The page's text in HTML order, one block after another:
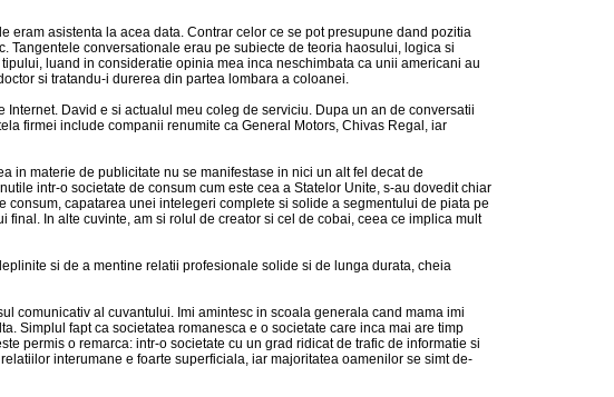
eram asistenta la acea data. Contrar celor ce se pot presupune dand pozitia
Tangentele conversationale erau pe subiecte de teoria haosului, logica si
luand in consideratie opinia mea inca neschimbata ca unii americani au
si tratandu-i durerea din partea lombara a coloanei.
David e si actualul meu coleg de serviciu. Dupa un an de conversatii
firmei include companii renumite ca General Motors, Chivas Regal, iar
in materie de publicitate nu se manifestase in nici un alt fel decat de
intr-o societate de consum cum este cea a Statelor Unite, s-au dovedit chiar
capatarea unei intelegeri complete si solide a segmentului de piata pe
In alte cuvinte, am si rolul de creator si cel de cobai, ceea ce implica mult
si de a mentine relatii profesionale solide si de lunga durata, cheia
comunicativ al cuvantului. Imi amintesc in scoala generala cand mama imi
Simplul fapt ca societatea romanesca e o societate care inca mai are timp
permis o remarca: intr-o societate cu un grad ridicat de trafic de informatie si
interumane e foarte superficiala, iar majoritatea oamenilor se simt de-